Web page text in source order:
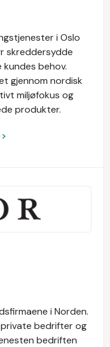
i Oslo
skreddersydde
behov.
gjennom nordisk
miljøfokus og
produkter.
i Norden.
bedrifter og
bedriften